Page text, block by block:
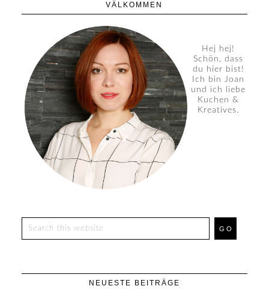
VÄLKOMMEN
Hej hej!
Schön, dass
du hier bist!
Ich bin Joan
und ich liebe
Kuchen &
Kreatives.
NEUESTE BEITRÄGE